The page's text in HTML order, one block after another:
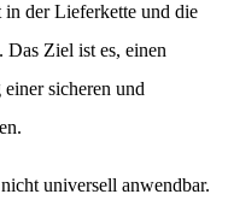
in der Lieferkette und die
Ziel ist es, einen
sicheren und
universell anwendbar.